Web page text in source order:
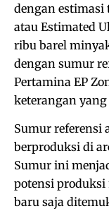
dengan
atau Estimated
ribu barel
dengan sumur
Pertamina EP
keterangan yang
Sumur referensi
berproduksi di
Sumur ini
potensi
baru saja